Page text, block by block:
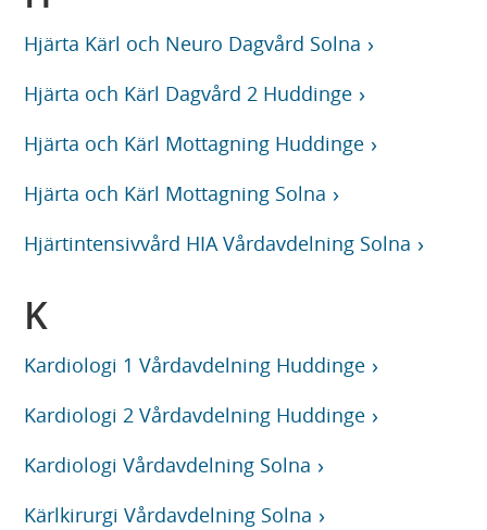
Hjärta Kärl och Neuro Dagvård Solna
Hjärta och Kärl Dagvård 2 Huddinge
Hjärta och Kärl Mottagning Huddinge
Hjärta och Kärl Mottagning Solna
Hjärtintensivvård HIA Vårdavdelning Solna
K
Kardiologi 1 Vårdavdelning Huddinge
Kardiologi 2 Vårdavdelning Huddinge
Kardiologi Vårdavdelning Solna
Kärlkirurgi Vårdavdelning Solna